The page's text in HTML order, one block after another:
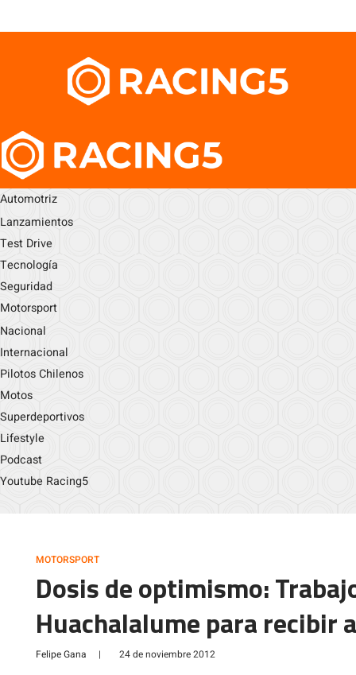
Automotriz
Lanzamientos
Test Drive
Tecnología
Seguridad
Motorsport
Nacional
Internacional
Pilotos Chilenos
Motos
Superdeportivos
Lifestyle
Podcast
Youtube Racing5
MOTORSPORT
Dosis de optimismo:
Huachalalume para recibir
Felipe Gana | 24 de noviembre 2012